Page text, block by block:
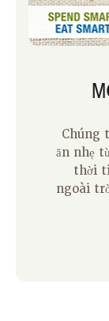
Chúng
ăn nhẹ
thời
ngoài
này,
yêu